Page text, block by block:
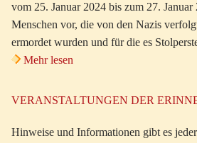
vom 25. Januar 2024 bis zum 27. Januar
Menschen vor, die von den Nazis
ermordet wurden und für die es
Mehr lesen
VERANSTALTUNGEN DER
Hinweise und Informationen gibt es